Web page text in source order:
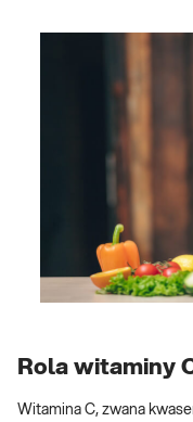
Rola witaminy
Witamina C, zwana